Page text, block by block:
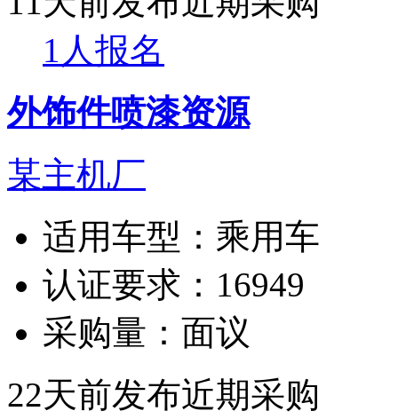
1人报名
外饰件喷漆资源
某主机厂
适用车型： 乘用车
认证要求： 16949
采购量： 面议
22天前发布近期采购